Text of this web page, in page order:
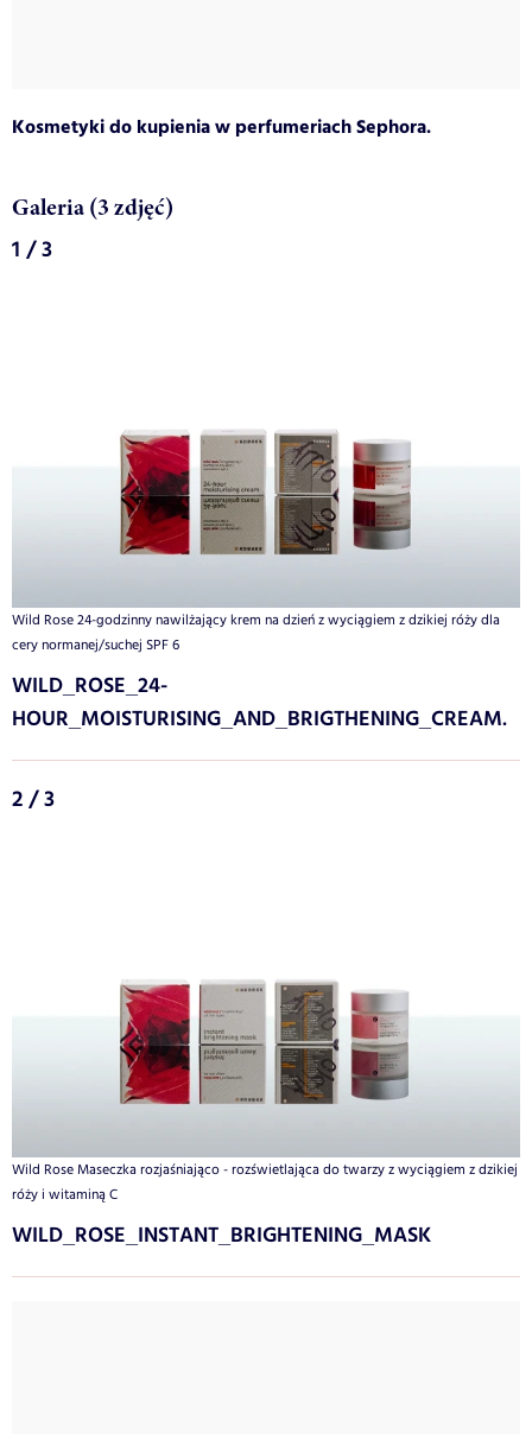
Kosmetyki do kupienia w perfumeriach Sephora.
Galeria (3 zdjęć)
1 / 3
Wild Rose 24-godzinny nawilżający krem na dzień z wyciągiem z dzikiej róży dla
cery normanej/suchej SPF 6
WILD_ROSE_24-
HOUR_MOISTURISING_AND_BRIGTHENING_CREAM.
2 / 3
Wild Rose Maseczka rozjaśniająco - rozświetlająca do twarzy z wyciągiem z dzikiej
róży i witaminą C
WILD_ROSE_INSTANT_BRIGHTENING_MASK